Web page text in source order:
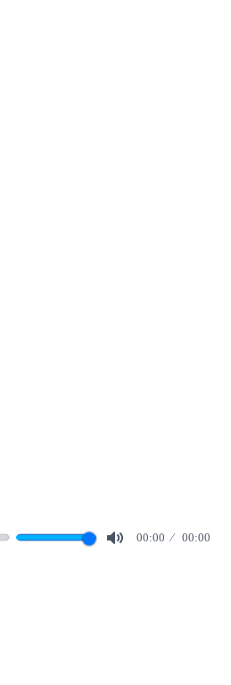
00:00 00:00